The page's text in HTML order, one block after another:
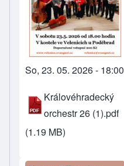
So, 23. 05. 2026 - 18:00
Královéhradecký
orchestr 26 (1).pdf
(1.19 MB)